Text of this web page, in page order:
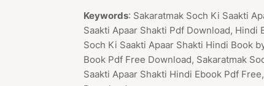
Keywords: Sakaratmak Soch Ki Saakti
Saakti Apaar Shakti Pdf Download, Hindi
Soch Ki Saakti Apaar Shakti Hindi Book
Book Pdf Free Download, Sakaratmak
Saakti Apaar Shakti Hindi Ebook Pdf